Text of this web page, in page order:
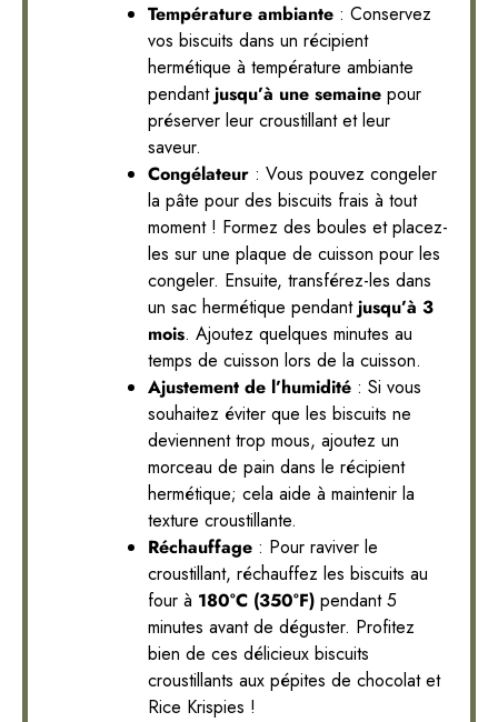
Température ambiante : Conservez
vos biscuits dans un récipient
hermétique à température ambiante
pendantjusqu’à une semaine pour
préserver leur croustillant et leur
saveur.
Congélateur : Vous pouvez congeler
la pâte pour des biscuits frais à tout
moment ! Formez des boules et placez-
les sur une plaque de cuisson pour les
congeler. Ensuite, transférez-les dans
un sac hermétique pendantjusqu’à 3
mois. Ajoutez quelques minutes au
temps de cuisson lors de la cuisson.
Ajustement de l’humidité : Si vous
souhaitez éviter que les biscuits ne
deviennent trop mous, ajoutez un
morceau de pain dans le récipient
hermétique; cela aide à maintenir la
texture croustillante.
Réchauffage : Pour raviver le
croustillant, réchauffez les biscuits au
four à 180°C (350°F) pendant 5
minutes avant de déguster. Profitez
bien de ces délicieux biscuits
croustillants aux pépites de chocolat et
Rice Krispies !